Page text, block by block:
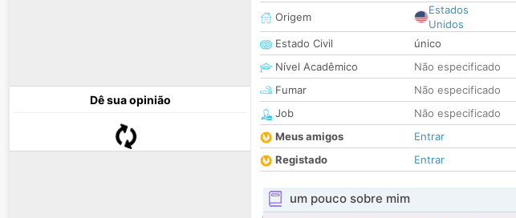
Dê sua opinião
Origem
Estados
Unidos
Estado Civil
único
Nível Acadêmico
Não especificado
Fumar
Não especificado
Job
Não especificado
Meus amigos
Entrar
Registado
Entrar
um pouco sobre mim